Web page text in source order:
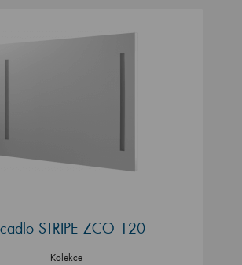
STRIPE ZCO 120
Kolekce